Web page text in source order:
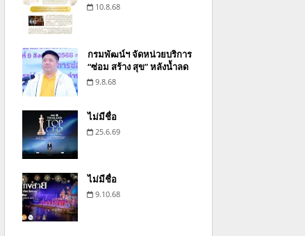
10.8.68
กรมพัฒน์ฯ จัดหน่วยบริการ
“ซ่อม สร้าง สุข” หลังน้ำลด
9.8.68
ไม่มีชื่อ
25.6.69
ไม่มีชื่อ
9.10.68